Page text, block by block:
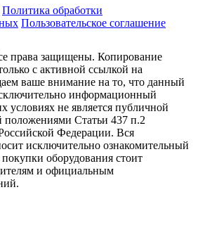
Политика обработки
Пользовательское соглашение
права защищены. Копирование
с активной ссылкой на
ваше внимание на то, что данный
информационный
условиях не является публичной
положениями Статьи 437 п.2
Федерации. Вся
исключительно ознакомительный
оборудования стоит
и официальным